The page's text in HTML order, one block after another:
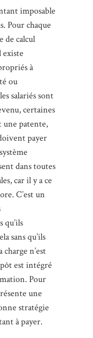
imposable
Pour chaque
de calcul
à
ou
salariés sont
certaines
une patente,
payer
dans toutes
car il y a ce
C’est un
qu’ils
sans qu’ils
n’est
est intégré
Pour
une
stratégie
à payer.